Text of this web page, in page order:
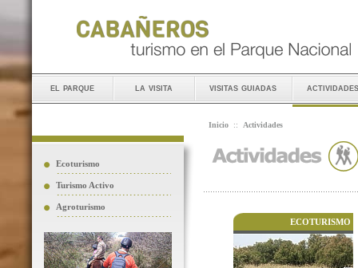
el parque la visita visitas guiadas actividades
Ecoturismo
Turismo Activo
Agroturismo
Inicio :: Actividades
ECOTURISMO